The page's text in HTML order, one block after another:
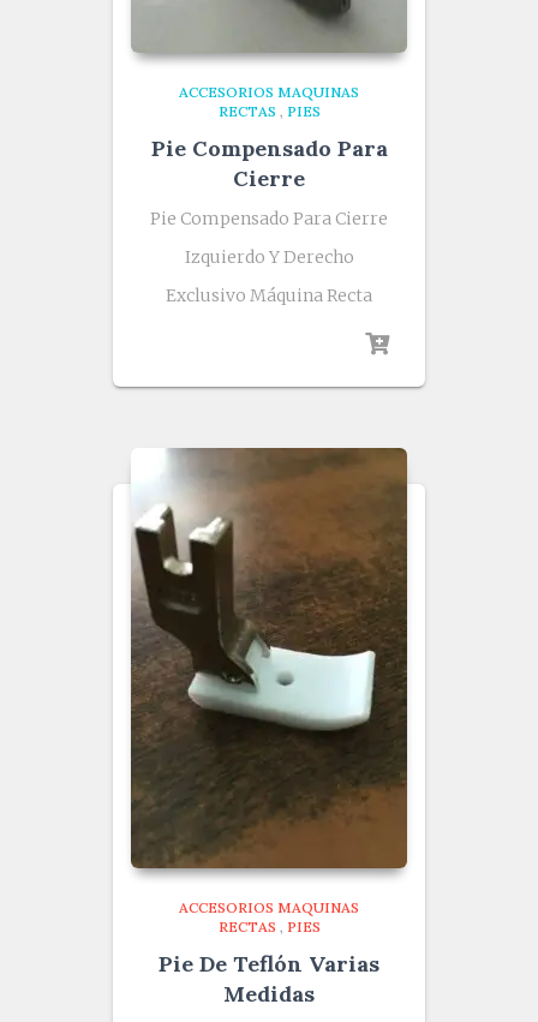
ACCESORIOS MAQUINAS
RECTAS , PIES
Pie Compensado Para
Cierre
Pie Compensado Para Cierre
Izquierdo Y Derecho
Exclusivo Máquina Recta
ACCESORIOS MAQUINAS
RECTAS , PIES
Pie De Teflón Varias
Medidas